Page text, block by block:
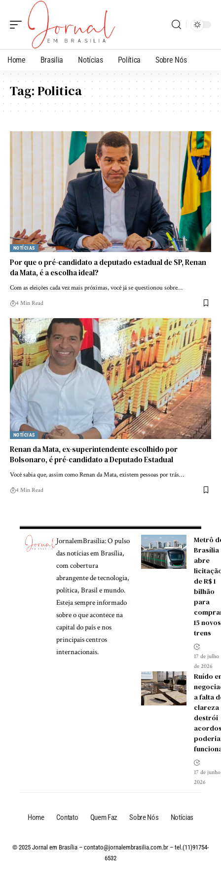
Home Brasilia Notícias Política Sobre Nós
Tag:Politica
NOTÍCIAS
Por que o pré-candidato a deputado estadual de SP, Renan
da Mata, é a escolha ideal?
Com as eleições cada vez mais próximas, você já se questionou sobre…
4 Min Read
NOTÍCIAS
Renan da Mata, ex-superintendente escolhido por
Bolsonaro, é pré-candidato a Deputado Estadual
Você sabia que, assim como Renan da Mata, existem pessoas por trás…
4 Min Read
JornalemBrasília: O pulso
das notícias em Brasília,
com cobertura
abrangente de tecnologia,
política, Brasil e mundo.
Esteja sempre informado
sobre o que acontece na
capital do país e nos
principais centros
internacionais.
Metrô
Brasília
abre
de R$ 1
bilhão
para
15 novos
trens
17 de julho
de 2026
Ruído
a falta
clareza
destrói
17 de
2026
Home Contato Quem Faz Sobre Nós Notícias
© 2025 Jornal em Brasília – contato@jornalembrasilia.com.br – tel.(11)91754-
6532